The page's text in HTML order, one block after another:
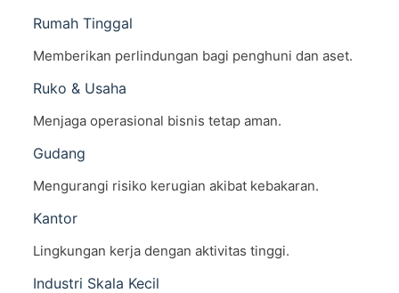
Rumah Tinggal
Memberikan perlindungan bagi penghuni dan aset.
Ruko & Usaha
Menjaga operasional bisnis tetap aman.
Gudang
Mengurangi risiko kerugian akibat kebakaran.
Kantor
Lingkungan kerja dengan aktivitas tinggi.
Industri Skala Kecil